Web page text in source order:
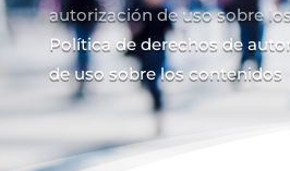
autorización de uso sobre
Política de derechos de
de uso sobre los contenidos